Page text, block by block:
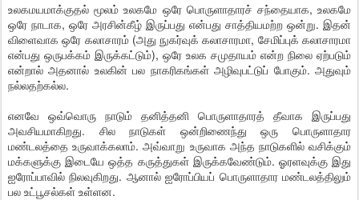
உலகமயமாக்குதல் மூலம் உலகமே ஒரே பொருளாதாரச் சந்தையாக, உலகமே
ஒரே நாடாக, ஒரே அரசின்கீழ் இருப்பது என்பது சாத்தியமற்ற ஒன்று. இதன்
விளைவாக ஒரே கலாசாரம் (அது நுகர்வுக் கலாசாரமா, சேமிப்புக் கலாசாரமா
என்பது ஒருபக்கம் இருக்கட்டும்), ஒரே உலக சமுதாயம் என்ற நிலை ஏற்படும்
என்றால் அதனால் உலகின் பல நாகரிகங்கள் அழிவுபட்டுப் போகும். அதுவும்
நல்லதற்கல்ல.
எனவே ஒவ்வொரு நாடும் தனித்தனி பொருளாதாரத் தீவாக இருப்பது
அவசியமாகிறது. சில நாடுகள் ஒன்றிணைந்து ஒரு பொருளாதார
மண்டலத்தை உருவாக்கலாம். அவ்வாறு உருவாக அந்த நாடுகளில் வசிக்கும்
மக்களுக்கு இடையே ஒத்த கருத்துகள் இருக்கவேண்டும். ஓரளவுக்கு இது
ஐரோப்பாவில் நிலவுகிறது. ஆனால் ஐரோப்பியப் பொருளாதார மண்டலத்திலும்
பல உட்பூசல்கள் உள்ளன.